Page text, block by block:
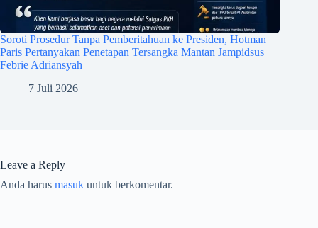
Soroti Prosedur Tanpa Pemberitahuan ke Presiden, Hotman
Paris Pertanyakan Penetapan Tersangka Mantan Jampidsus
Febrie Adriansyah
7 Juli 2026
Leave a Reply
Anda harus masuk untuk berkomentar.